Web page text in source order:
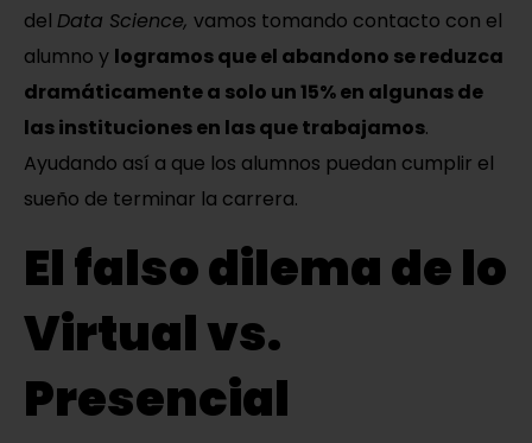
del Data Science, vamos tomando contacto con el
alumno y logramos que el abandono se reduzca
dramáticamente a solo un 15% en algunas de
las instituciones en las que trabajamos.
Ayudando así a que los alumnos puedan cumplir el
sueño de terminar la carrera.
El falso dilema de lo
Virtual vs.
Presencial